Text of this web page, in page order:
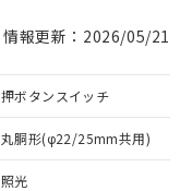
情報更新：2026/05/21
押ボタンスイッチ
丸胴形(φ22/25mm共用)
照光